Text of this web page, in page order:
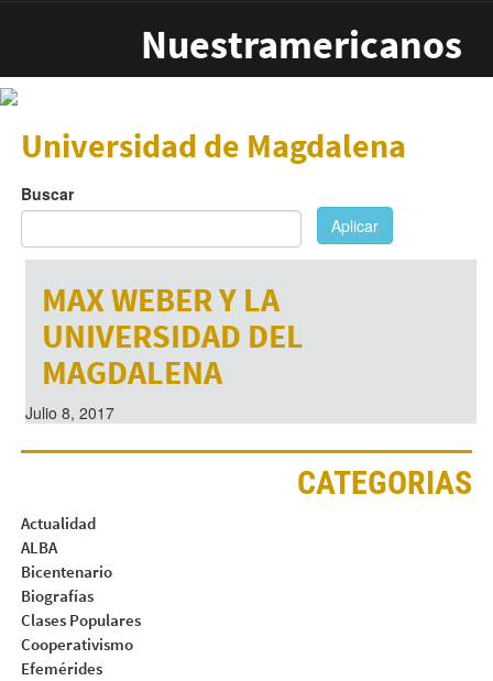
Nuestramericanos
Universidad de Magdalena
Buscar
Aplicar
MAX WEBER Y LA
UNIVERSIDAD DEL
MAGDALENA
Julio 8, 2017
CATEGORIAS
Actualidad
ALBA
Bicentenario
Biografías
Clases Populares
Cooperativismo
Efemérides